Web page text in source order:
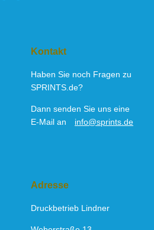
Kontakt
Haben Sie noch Fragen zu
SPRINTS.de?
Dann senden Sie uns eine
E-Mail an
info@sprints.de
Adresse
Druckbetrieb Lindner